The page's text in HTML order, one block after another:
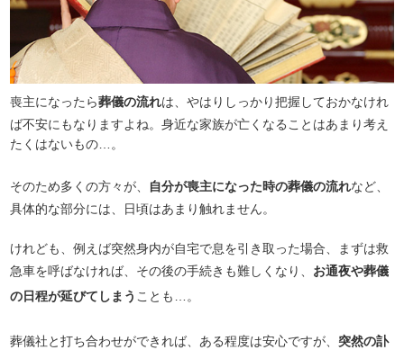
喪主になったら葬儀の流れは、やはりしっかり把握しておかなけれ
ば不安にもなりますよね。身近な家族が亡くなることはあまり考え
たくはないもの…。
そのため多くの方々が、 自分が喪主になった時の葬儀の流れなど、
具体的な部分には、日頃はあまり触れません。
けれども、例えば突然身内が自宅で息を引き取った場合、まずは救
急車を呼ばなければ、その後の手続きも難しくなり、 お通夜や葬儀
の日程が延びてしまう ことも…。
葬儀社と打ち合わせができれば、ある程度は安心ですが、 突然の訃